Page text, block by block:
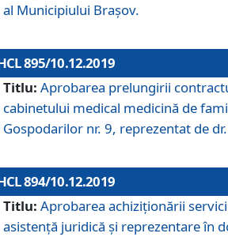
al Municipiului Brașov.
895/10.12.2019
Titlu: Aprobarea prelungirii
cabinetului medical medicină de
Gospodarilor nr. 9, reprezentat de
894/10.12.2019
Titlu: Aprobarea achiziţionării
asistenţă juridică şi reprezentare în